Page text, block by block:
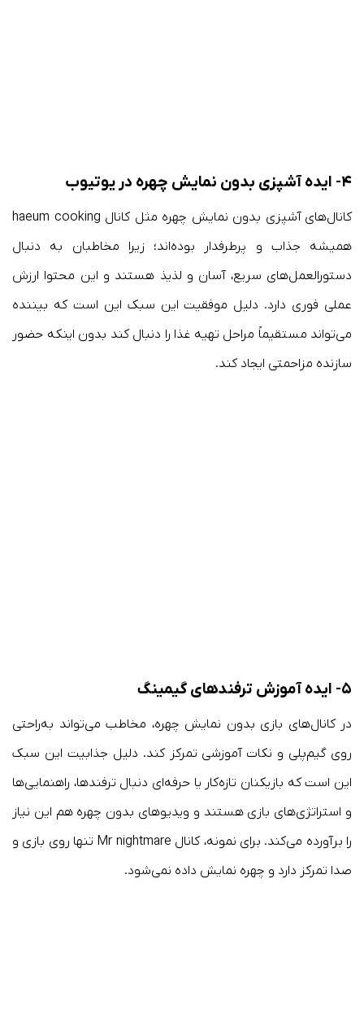
۴- ایده آشپزی بدون نمایش چهره در یوتیوب
کانال‌های آشپزی بدون نمایش چهره مثل کانال haeum cooking
همیشه جذاب و پرطرفدار بوده‌اند؛ زیرا مخاطبان به دنبال
دستورالعمل‌های سریع، آسان و لذیذ هستند و این محتوا ارزش
عملی فوری دارد. دلیل موفقیت این سبک این است که بیننده
می‌تواند مستقیماً مراحل تهیه غذا را دنبال کند بدون اینکه حضور
سازنده مزاحمتی ایجاد کند.
۵- ایده آموزش ترفندهای گیمینگ
در کانال‌های بازی بدون نمایش چهره، مخاطب می‌تواند به‌راحتی
روی گیم‌پلی و نکات آموزشی تمرکز کند. دلیل جذابیت این سبک
این است که بازیکنان تازه‌کار یا حرفه‌ای دنبال ترفندها، راهنمایی‌ها
و استراتژی‌های بازی هستند و ویدیوهای بدون چهره هم این نیاز
را برآورده می‌کند. برای نمونه، کانال Mr nightmare تنها روی بازی و
صدا تمرکز دارد و چهره نمایش داده نمی‌شود.